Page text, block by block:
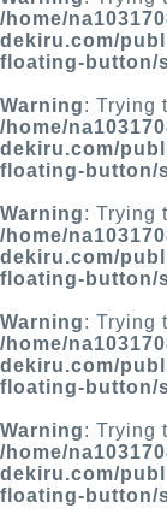
/home/
dekiru.com/
floating-button/
Warning: Trying
/home/
dekiru.com/
floating-button/
Warning: Trying
/home/
dekiru.com/
floating-button/
Warning: Trying
/home/
dekiru.com/
floating-button/
Warning: Trying
/home/
dekiru.com/
floating-button/